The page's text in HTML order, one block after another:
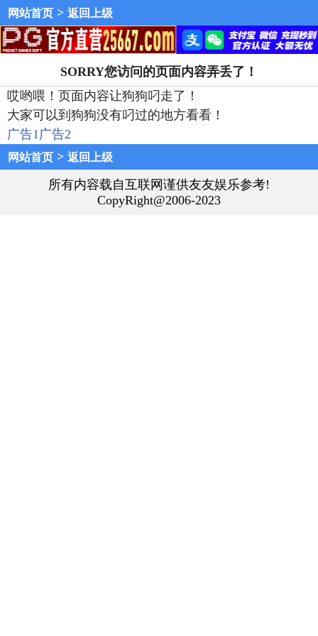
网站首页 > 返回上级
SORRY您访问的页面内容弄丢了！
哎哟喂！页面内容让狗狗叼走了！
大家可以到狗狗没有叼过的地方看看！
广告1广告2
网站首页 > 返回上级
所有内容载自互联网谨供友友娱乐参考!
CopyRight@2006-2023